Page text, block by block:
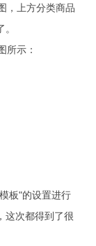
，上方分类商品
所示：
板"的设置进行
这次都得到了很